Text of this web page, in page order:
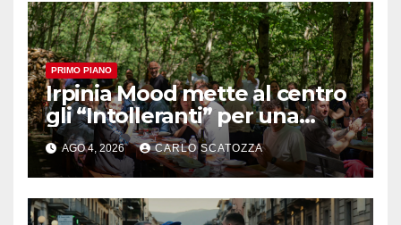
PRIMO PIANO
Irpinia Mood mette al centro
gli “Intolleranti” per una
rivoluzione sostenibile del
cibo
AGO 4, 2026 CARLO SCATOZZA